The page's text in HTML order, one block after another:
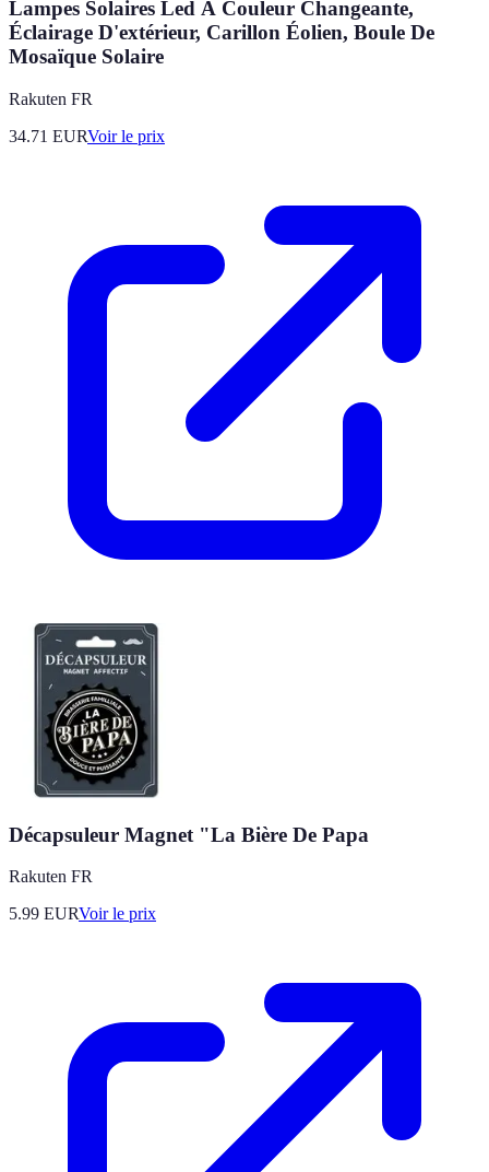
Lampes Solaires Led À Couleur Changeante,
Éclairage D'extérieur, Carillon Éolien, Boule De
Mosaïque Solaire
Rakuten FR
34.71 EURVoir le prix
Décapsuleur Magnet "La Bière De Papa
Rakuten FR
5.99 EURVoir le prix